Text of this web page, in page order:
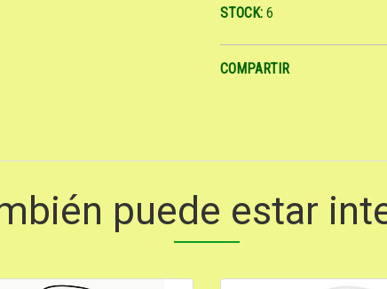
STOCK: 6
COMPARTIR
puede estar